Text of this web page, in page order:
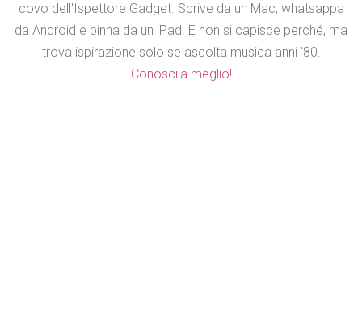
covo dell'Ispettore Gadget. Scrive da un Mac, whatsappa
da Android e pinna da un iPad. E non si capisce perché, ma
trova ispirazione solo se ascolta musica anni '80.
Conoscila meglio!